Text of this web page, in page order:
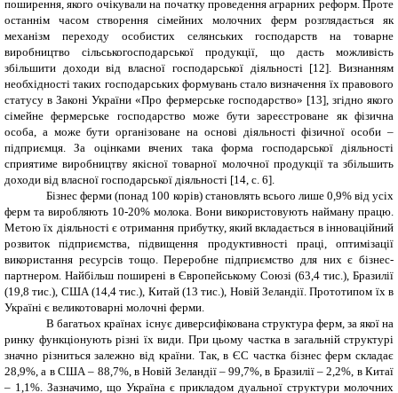
поширення, якого очікували на початку проведення аграрних реформ. Проте
останнім часом створення сімейних молочних ферм розглядається як
механізм переходу особистих селянських господарств на товарне
виробництво сільськогосподарської продукції, що дасть можливість
збільшити доходи від власної господарської діяльності [12]. Визнанням
необхідності таких господарських формувань стало визначення їх правового
статусу в Законі України «Про фермерське господарство» [13], згідно якого
сімейне фермерське господарство може бути зареєстроване як фізична
особа, а може бути організоване на основі діяльності фізичної особи –
підприємця. За оцінками вчених така форма господарської діяльності
сприятиме виробництву якісної товарної молочної продукції та збільшить
доходи від власної господарської діяльності [14, с. 6].
Бізнес ферми (понад 100 корів) становлять всього лише 0,9% від усіх
ферм та виробляють 10-20% молока. Вони використовують найману працю.
Метою їх діяльності є отримання прибутку, який вкладається в інноваційний
розвиток підприємства, підвищення продуктивності праці, оптимізації
використання ресурсів тощо. Переробне підприємство для них є бізнес-
партнером. Найбільш поширені в Європейському Союзі (63,4 тис.), Бразилії
(19,8 тис.), США (14,4 тис.), Китай (13 тис.), Новій Зеландії. Прототипом їх в
Україні є великотоварні молочні ферми.
В багатьох країнах існує диверсифікована структура ферм, за якої на
ринку функціонують різні їх види. При цьому частка в загальній структурі
значно різниться залежно від країни. Так, в ЄС частка бізнес ферм складає
28,9%, а в США – 88,7%, в Новій Зеландії – 99,7%, в Бразилії – 2,2%, в Китаї
– 1,1%. Зазначимо, що Україна є прикладом дуальної структури молочних